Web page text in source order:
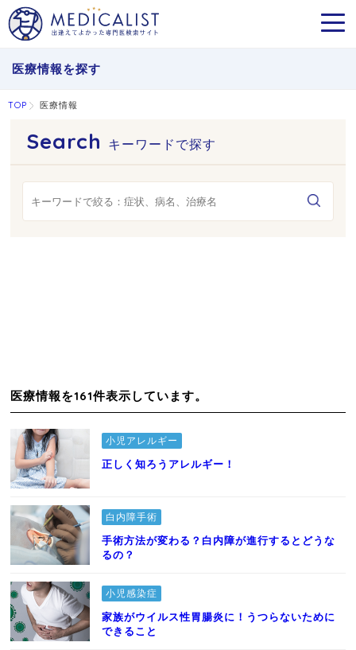
医療情報を探す
TOP 医療情報
キーワードで探す
医療情報を161件表示しています。
小児アレルギー
正しく知ろうアレルギー！
白内障手術
手術方法が変わる？白内障が進行するとどうな
るの？
小児感染症
家族がウイルス性胃腸炎に！うつらないために
できること